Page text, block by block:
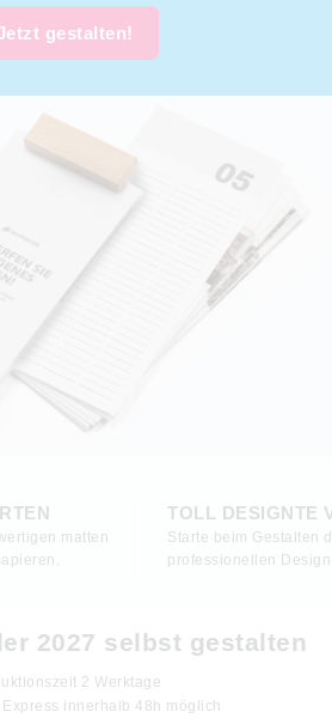
gestalten!
matten
TOLL DESIGNTE
Starte beim Gestalten
professionellen
2027 selbst gestalten
2 Werktage
Express innerhalb 48h möglich